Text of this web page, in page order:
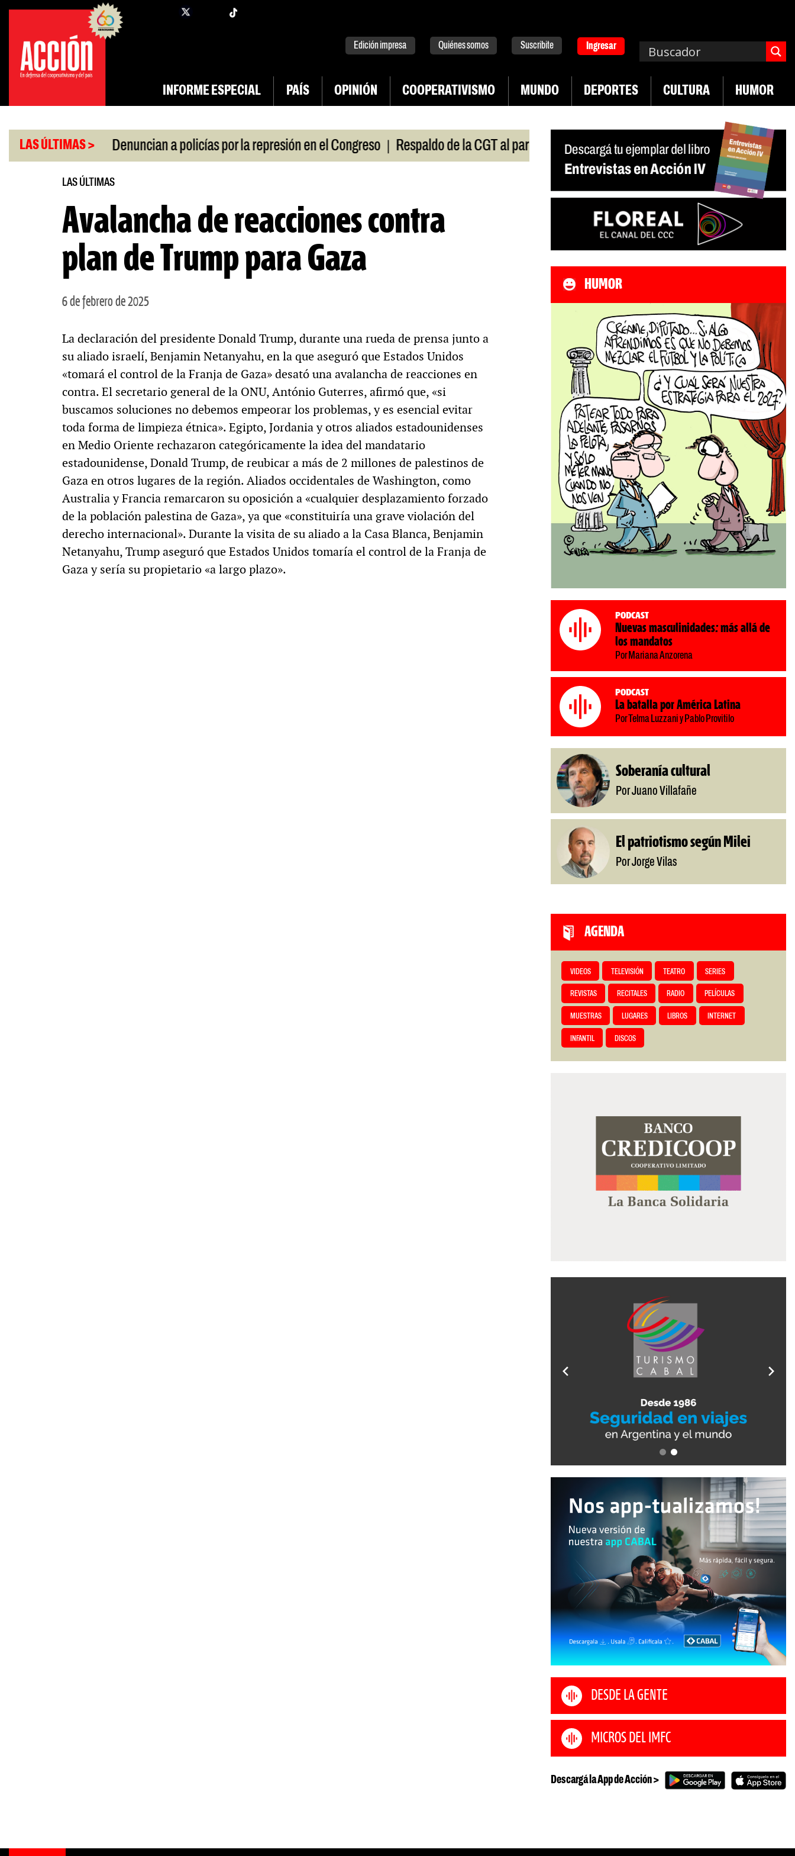
Saltar
contenido
facebook
Edición impresa Quiénes somos Suscribite Ingresar
INFORME ESPECIAL PAÍS OPINIÓN COOPERATIVISMO MUNDO DEPORTES CULTURA HUMOR
LAS ÚLTIMAS >
por la crisis | Denuncian a policías por la represión en el Congreso | Respaldo de la CGT al paro universitario | Industria textil sigue en caída | Sin
LAS ÚLTIMAS
Avalancha de reacciones contra
plan de Trump para Gaza
6 de febrero de 2025
La declaración del presidente Donald Trump, durante una rueda de prensa junto a
su aliado israelí, Benjamin Netanyahu, en la que aseguró que Estados Unidos
«tomará el control de la Franja de Gaza» desató una avalancha de reacciones en
contra. El secretario general de la ONU, António Guterres, afirmó que, «si
buscamos soluciones no debemos empeorar los problemas, y es esencial evitar
toda forma de limpieza étnica». Egipto, Jordania y otros aliados estadounidenses
en Medio Oriente rechazaron categóricamente la idea del mandatario
estadounidense, Donald Trump, de reubicar a más de 2 millones de palestinos de
Gaza en otros lugares de la región. Aliados occidentales de Washington, como
Australia y Francia remarcaron su oposición a «cualquier desplazamiento forzado
de la población palestina de Gaza», ya que «constituiría una grave violación del
derecho internacional». Durante la visita de su aliado a la Casa Blanca, Benjamin
Netanyahu, Trump aseguró que Estados Unidos tomaría el control de la Franja de
Gaza y sería su propietario «a largo plazo».
HUMOR
Podcast
Nuevas masculinidades: más allá de
los mandatos
Por Mariana Anzorena
Podcast
La batalla por América Latina
Por Telma Luzzani y Pablo Provitilo
Soberanía cultural
Por Juano Villafañe
El patriotismo según Milei
Por Jorge Vilas
AGENDA
VIDEOS TELEVISIÓN TEATRO SERIES
REVISTAS RECITALES RADIO PELÍCULAS
MUESTRAS LUGARES LIBROS INTERNET
INFANTIL DISCOS
DESDE LA GENTE
MICROS DEL IMFC
Descargá la App de Acción >